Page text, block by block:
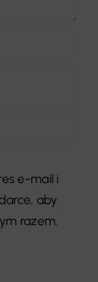
e-mail i
aby
razem.